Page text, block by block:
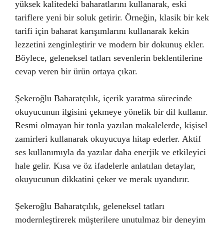
yüksek kalitedeki baharatlarını kullanarak, eski
tariflere yeni bir soluk getirir. Örneğin, klasik bir kek
tarifi için baharat karışımlarını kullanarak kekin
lezzetini zenginleştirir ve modern bir dokunuş ekler.
Böylece, geleneksel tatları sevenlerin beklentilerine
cevap veren bir ürün ortaya çıkar.
Şekeroğlu Baharatçılık, içerik yaratma sürecinde
okuyucunun ilgisini çekmeye yönelik bir dil kullanır.
Resmi olmayan bir tonla yazılan makalelerde, kişisel
zamirleri kullanarak okuyucuya hitap ederler. Aktif
ses kullanımıyla da yazılar daha enerjik ve etkileyici
hale gelir. Kısa ve öz ifadelerle anlatılan detaylar,
okuyucunun dikkatini çeker ve merak uyandırır.
Şekeroğlu Baharatçılık, geleneksel tatları
modernleştirerek müşterilere unutulmaz bir deneyim